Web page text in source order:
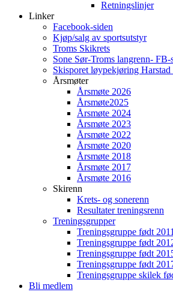
Retningslinjer
Linker
Facebook-siden
Kjøp/salg av sportsutstyr
Troms Skikrets
Sone Sør-Troms langrenn- FB-
Skisporet løypekjøring
Årsmøter
Årsmøte 2026
Årsmøte2025
Årsmøte 2024
Årsmøte 2023
Årsmøte 2022
Årsmøte 2020
Årsmøte 2018
Årsmøte 2017
Årsmøte 2016
Skirenn
Krets- og sonerenn
Resultater treningsrenn
Treningsgrupper
Treningsgruppe født
Treningsgruppe født
Treningsgruppe født
Treningsgruppe født
Treningsgruppe skilek
Bli medlem